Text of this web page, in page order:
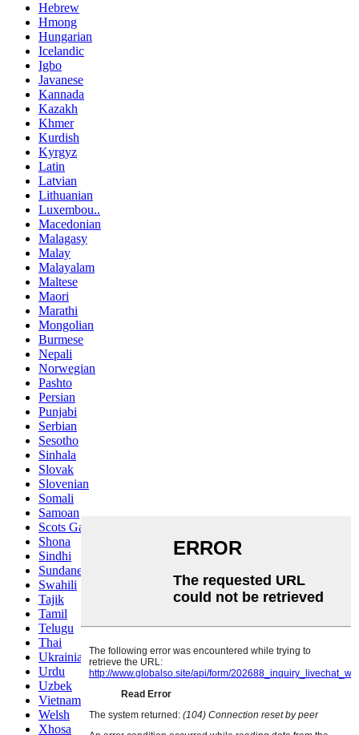
Hebrew
Hmong
Hungarian
Icelandic
Igbo
Javanese
Kannada
Kazakh
Khmer
Kurdish
Kyrgyz
Latin
Latvian
Lithuanian
Luxembou..
Macedonian
Malagasy
Malay
Malayalam
Maltese
Maori
Marathi
Mongolian
Burmese
Nepali
Norwegian
Pashto
Persian
Punjabi
Serbian
Sesotho
Sinhala
Slovak
Slovenian
Somali
Samoan
Scots Gaelic
Shona
Sindhi
Sundanese
Swahili
Tajik
Tamil
Telugu
Thai
Ukrainian
Urdu
Uzbek
Vietnamese
Welsh
Xhosa